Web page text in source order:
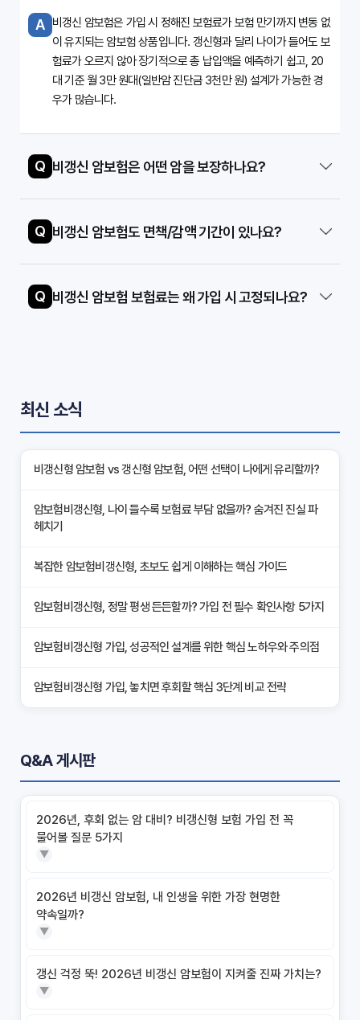
A 비갱신 암보험은 가입 시 정해진 보험료가 보험 만기까지 변동 없
이 유지되는 암보험 상품입니다. 갱신형과 달리 나이가 들어도 보
험료가 오르지 않아 장기적으로 총 납입액을 예측하기 쉽고, 20
대 기준 월 3만 원대(일반암 진단금 3천만 원) 설계가 가능한 경
우가 많습니다.
Q 비갱신 암보험은 어떤 암을 보장하나요?
Q 비갱신 암보험도 면책/감액 기간이 있나요?
Q 비갱신 암보험 보험료는 왜 가입 시 고정되나요?
최신 소식
비갱신형 암보험 vs 갱신형 암보험, 어떤 선택이 나에게 유리할까?
암보험비갱신형, 나이 들수록 보험료 부담 없을까? 숨겨진 진실 파
헤치기
복잡한 암보험비갱신형, 초보도 쉽게 이해하는 핵심 가이드
암보험비갱신형, 정말 평생 든든할까? 가입 전 필수 확인사항 5가지
암보험비갱신형 가입, 성공적인 설계를 위한 핵심 노하우와 주의점
암보험비갱신형 가입, 놓치면 후회할 핵심 3단계 비교 전략
암보험비갱신형, 실제 가입자들이 말하는 예상치 못한 이점과 주의
사항
갱신형 암보험과 비갱신형, 어떤 차이가 있을까? 내게 맞는 선택 기
준
준
암보험 비갱신형, 왜 지금 선택해야 할까요? 미래 보험료 걱정 끝내
갱신형 vs 비갱신형 암보험, 당신에게 더 유리한 선택은? 완벽 비교
Q&A 게시판
2026년, 후회 없는 암 대비? 비갱신형 보험 가입 전 꼭
물어볼 질문 5가지
▼
2026년 비갱신 암보험, 내 인생을 위한 가장 현명한
약속일까?
▼
갱신 걱정 뚝! 2026년 비갱신 암보험이 지켜줄 진짜 가치는?
▼